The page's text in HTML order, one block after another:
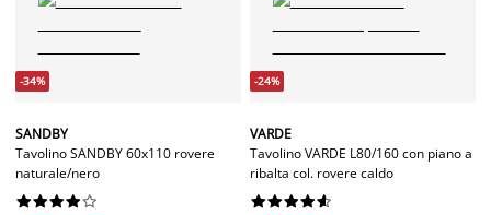
-34%
SANDBY
Tavolino SANDBY 60x110 rovere
naturale/nero






-24%
VARDE
Tavolino VARDE L80/160 con piano a
ribalta col. rovere caldo





